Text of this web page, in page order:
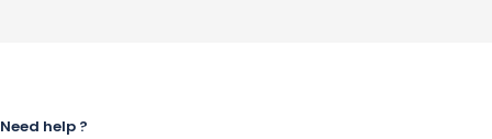
Need help ?